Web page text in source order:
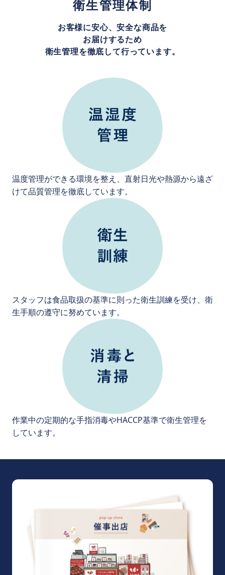
衛生管理体制
お客様に安心、安全な商品を
お届けするため
衛生管理を徹底して行っています。
温度管理ができる環境を整え、直射日光や熱源から遠ざ
けて品質管理を徹底しています。
スタッフは食品取扱の基準に則った衛生訓練を受け、衛
生手順の遵守に努めています。
作業中の定期的な手指消毒やHACCP基準で衛生管理を
しています。